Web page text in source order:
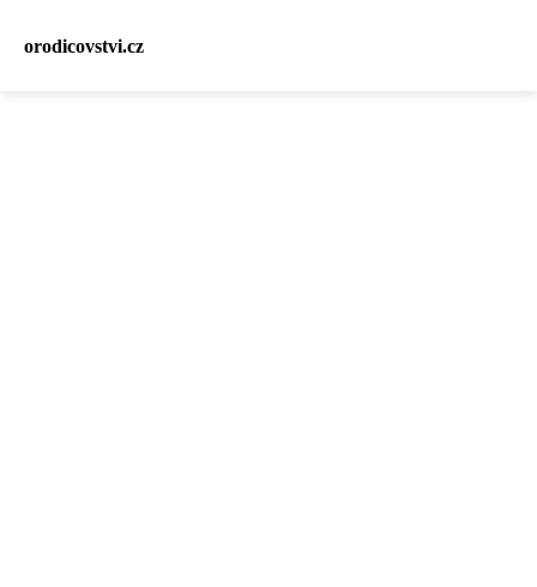
orodicovstvi.cz